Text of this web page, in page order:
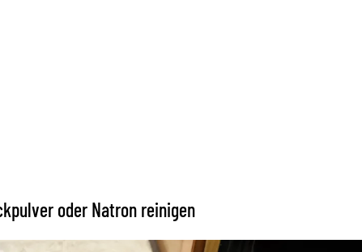
oder Natron reinigen